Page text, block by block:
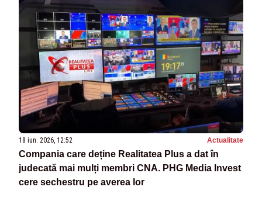
18 iun. 2026, 12:52 Actualitate
Compania care deține Realitatea Plus a dat în
judecată mai mulți membri CNA. PHG Media Invest
cere sechestru pe averea lor